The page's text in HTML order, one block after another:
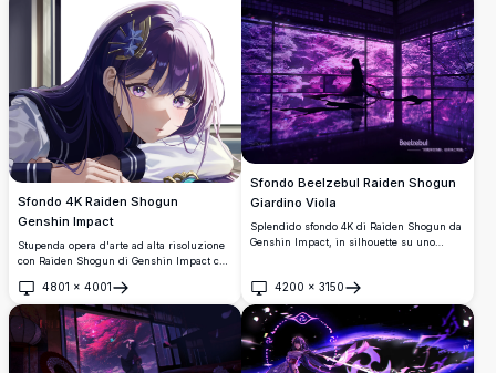
elegante, creando un'atmosfera serena e
mistica perfetta per gli appassionati di
anime.
Sfondo 4K Raiden Shogun
Genshin Impact
Stupenda opera d'arte ad alta risoluzione
con Raiden Shogun di Genshin Impact con
visione electro. Bellissima illustrazione in
stile anime perfetta per sfondi desktop,
che mostra dettagli intricati e colori
vibranti in qualità 4K premium.
4801 × 4001
Apri
Sfondo Beelzebul Raiden Shogun
Giardino Viola
Splendido sfondo 4K di Raiden Shogun da
Genshin Impact, in silhouette su uno
ciliegio luminosi creano un'atmosfera
eterea e cinematografica.
4200 × 3150
Apri